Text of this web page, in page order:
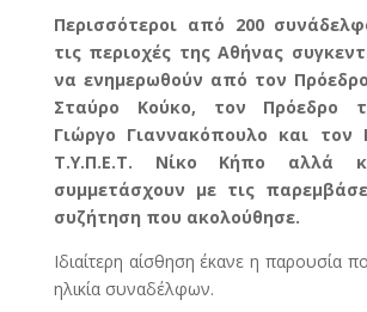
Περισσότεροι από 200
τις περιοχές της Αθήνας
να ενημερωθούν από τον
Σταύρο Κούκο, τον Πρόεδρο
Γιώργο Γιαννακόπουλο και τον
Τ.Υ.Π.Ε.Τ. Νίκο Κήπο αλλά
συμμετάσχουν με τις
συζήτηση που ακολούθησε.
Ιδιαίτερη αίσθηση έκανε η παρουσία
ηλικία συναδέλφων.